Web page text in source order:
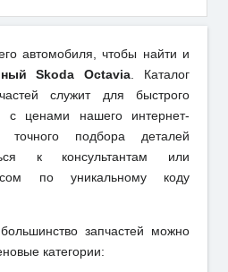
автомобиля, чтобы найти и
Skoda Octavia . Каталог
служит для быстрого
с ценами нашего интернет-
подбора деталей
к консультантам или
по уникальному коду
запчастей можно
категории: